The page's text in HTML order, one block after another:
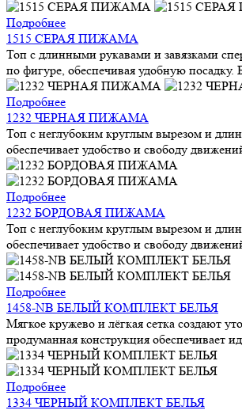
Подробнее
1515 СЕРАЯ ПИЖАМА
Топ с длинными рукавами и завязками
по фигуре, обеспечивая удобную посадку.
Подробнее
1232 ЧЕРНАЯ ПИЖАМА
Топ с неглубоким круглым вырезом и
обеспечивает удобство и свободу
Подробнее
1232 БОРДОВАЯ ПИЖАМА
Топ с неглубоким круглым вырезом и
обеспечивает удобство и свободу
Подробнее
1458-NB БЕЛЫЙ КОМПЛЕКТ БЕЛЬЯ
Мягкое кружево и лёгкая сетка создают
продуманная конструкция обеспечивает
Подробнее
1334 ЧЕРНЫЙ КОМПЛЕКТ БЕЛЬЯ